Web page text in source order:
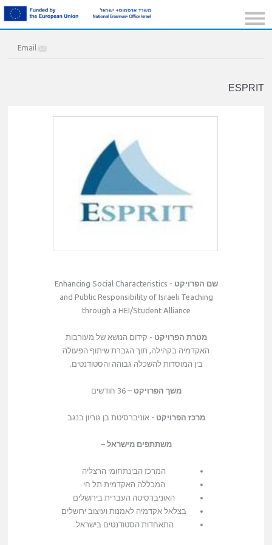
Email
ESPRIT
שם הפרויקט
- Enhancing Social Characteristics
and Public Responsibility of Israeli Teaching
through a HEI/Student Alliance
מטרת הפרויקט - קידום הנושא של מעורבות
האקדמיה בקהילה, תוך הגברת שיתוף הפעולה
בין המוסדות להשכלה גבוהה והסטודנטים.
משך הפרויקט – 36 חודשים
מרכז הפרויקט - אוניברסיטת בן גוריון בנגב
משתתפים מישראל –
המרכז הבינתחומי הרצליה
המכללה האקדמית תל חי
האוניברסיטה העברית בירושלים
בצלאל אקדמיה לאמנות ועיצוב ירושלים
התאחדות הסטודנטים בישראל.